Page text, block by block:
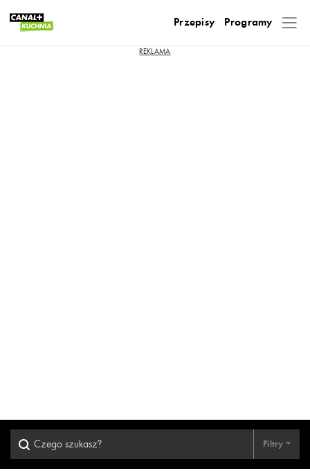
Przepisy Programy
Filtry